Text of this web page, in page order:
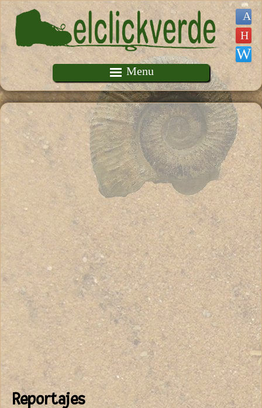
Pasar al contenido principal
Menu
Reportajes